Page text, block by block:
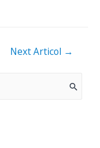
Next Articol →